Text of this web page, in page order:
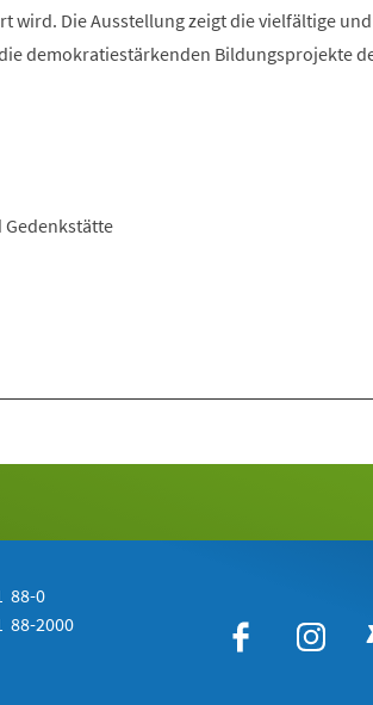
wird. Die Ausstellung zeigt die vielfältige
demokratiestärkenden Bildungsprojekte
88-0
88-2000